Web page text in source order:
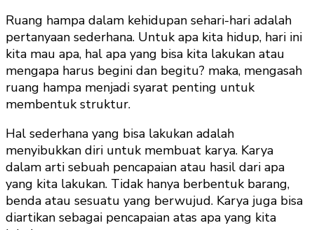
Ruang hampa dalam kehidupan sehari-hari adalah
pertanyaan sederhana. Untuk apa kita hidup, hari ini
kita mau apa, hal apa yang bisa kita lakukan atau
mengapa harus begini dan begitu? maka, mengasah
ruang hampa menjadi syarat penting untuk
membentuk struktur.
Hal sederhana yang bisa lakukan adalah
menyibukkan diri untuk membuat karya. Karya
dalam arti sebuah pencapaian atau hasil dari apa
yang kita lakukan. Tidak hanya berbentuk barang,
benda atau sesuatu yang berwujud. Karya juga bisa
diartikan sebagai pencapaian atas apa yang kita